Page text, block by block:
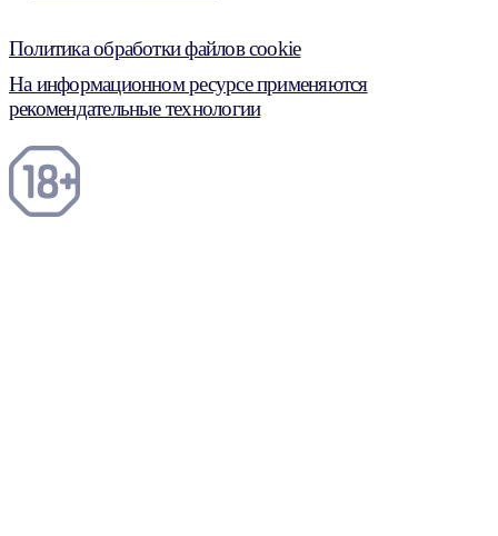
Политика обработки файлов cookie
На информационном ресурсе применяются
рекомендательные технологии